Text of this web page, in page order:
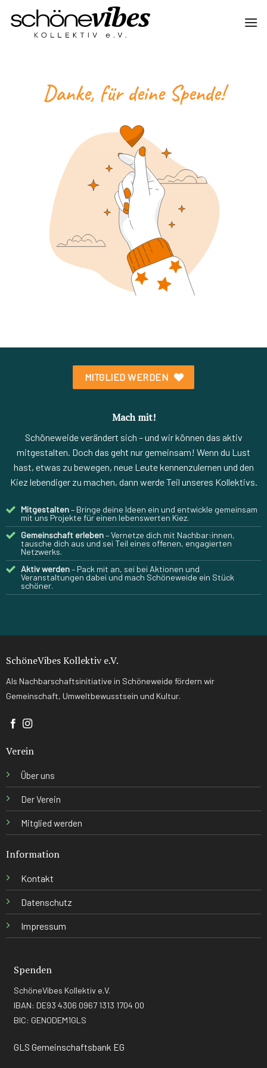
Inhalt
Danke, für deine Spende!
Mach mit!
Schöneweide verändert sich – und wir können das aktiv
mitgestalten. Doch das geht nur gemeinsam! Wenn du Lust
hast, etwas zu bewegen, neue Leute kennenzulernen und den
Kiez lebendiger zu machen, dann werde Teil unseres Kollektivs.
Mitgestalten– Bringe deine Ideen ein und entwickle gemeinsam
mit uns Projekte für einen lebenswerten Kiez.
Gemeinschaft erleben– Vernetze dich mit Nachbar:innen,
tausche dich aus und sei Teil eines offenen, engagierten
Netzwerks.
Aktiv werden– Pack mit an, sei bei Aktionen und
Veranstaltungen dabei und mach Schöneweide ein Stück
schöner.
MITGLIED WERDEN
SchöneVibes Kollektiv e.V.
Als Nachbarschaftsinitiative in Schöneweide fördern wir
Gemeinschaft, Umweltbewusstsein und Kultur.
Verein
Über uns
Der Verein
Mitglied werden
Information
Kontakt
Datenschutz
Impressum
Spenden
SchöneVibes Kollektiv e.V.
IBAN: DE93 4306 0967 1313 1704 00
BIC: GENODEM1GLS
GLS Gemeinschaftsbank EG